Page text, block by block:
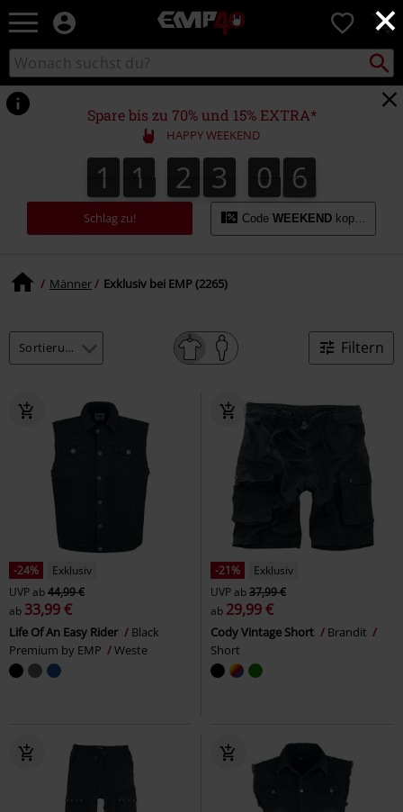
×
EMP
Merchandise
-
Shop
Rock
&
Entertainment
0
Katalog
durchsuchen
suchen
Spare bis zu 70% und 15% EXTRA*
HAPPY WEEKEND
1
1 1
1 2
2 3
3 0
0
0
0 4
5
4
6
5
Schlag zu! Code WEEKEND kopieren
Männer Exklusiv bei EMP (2265)
Filtern
-24%
Exklusiv
UVPab44,99 €
ab 33,99 €
Life Of An Easy Rider
Black
Premium by EMP
Weste
-21%
Exklusiv
UVPab37,99 €
ab 29,99 €
Cody Vintage Short
Brandit
Short